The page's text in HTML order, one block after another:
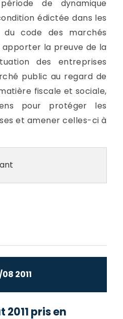
de dynamique
édictée dans les
code des marchés
la preuve de la
des entreprises
public au regard de
fiscale et sociale,
pour protéger les
et amener celles-ci à
2011
pris en